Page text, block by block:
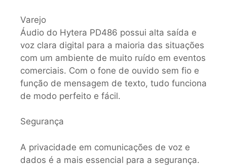
Varejo
Áudio do Hytera PD486 possui alta saída e
voz clara digital para a maioria das situações
com um ambiente de muito ruído em eventos
comerciais. Com o fone de ouvido sem fio e
função de mensagem de texto, tudo funciona
de modo perfeito e fácil.
Segurança
A privacidade em comunicações de voz e
dados é a mais essencial para a segurança.